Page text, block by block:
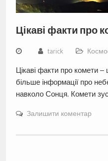
Цікаві факти про
tarick
Цікаві факти про комети –
більше інформації про
навколо Сонця. Комети
Залишити коментар